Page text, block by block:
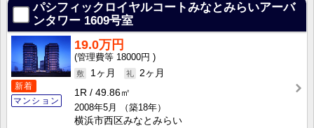
パシフィックロイヤルコートみなとみらいアーバ
ンタワー 1609号室
新着
マンション
19.0万円
18000円
1ヶ月
2ヶ月
1R
49.86㎡
2008年5月
（築18年）
横浜市西区みなとみらい